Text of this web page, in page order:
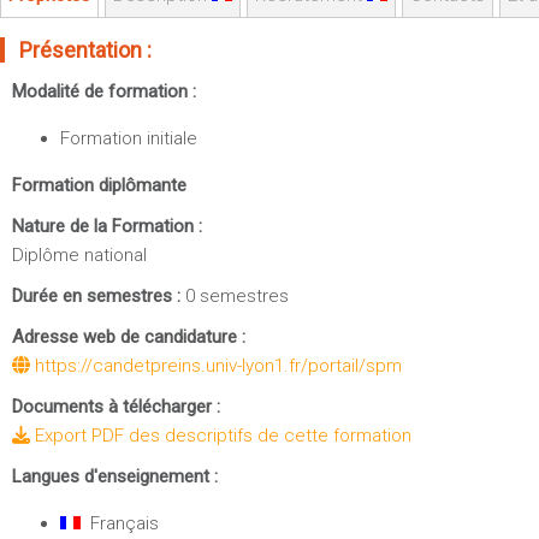
Sportives)
UFR FS (Chimie, Mathématique, Physique)
UFR Biosciences (Biologie, Biochimie)
Mécanique (Département composante)
Plan et accès
Moodle
Emploi du temps
Messagerie
Stage et emploi
Portefeuille d'Expériences et
Fermer
Présentation :
Modalité de formation :
Formation initiale
Formation diplômante
Nature de la Formation :
Diplôme national
Durée en semestres : 0 semestres
Adresse web de candidature :
https://candetpreins.univ-lyon1.fr/portail/spm
Documents à télécharger :
Export PDF des descriptifs de cette formation
Langues d'enseignement :
Français